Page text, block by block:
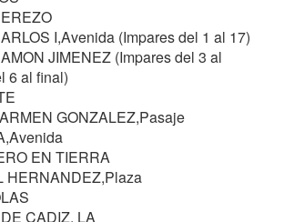
I,Avenida (Impares del 1 al 17)
JIMENEZ (Impares del 3 al
6 al final)
GONZALEZ,Pasaje
EN TIERRA
HERNANDEZ,Plaza
CADIZ, LA